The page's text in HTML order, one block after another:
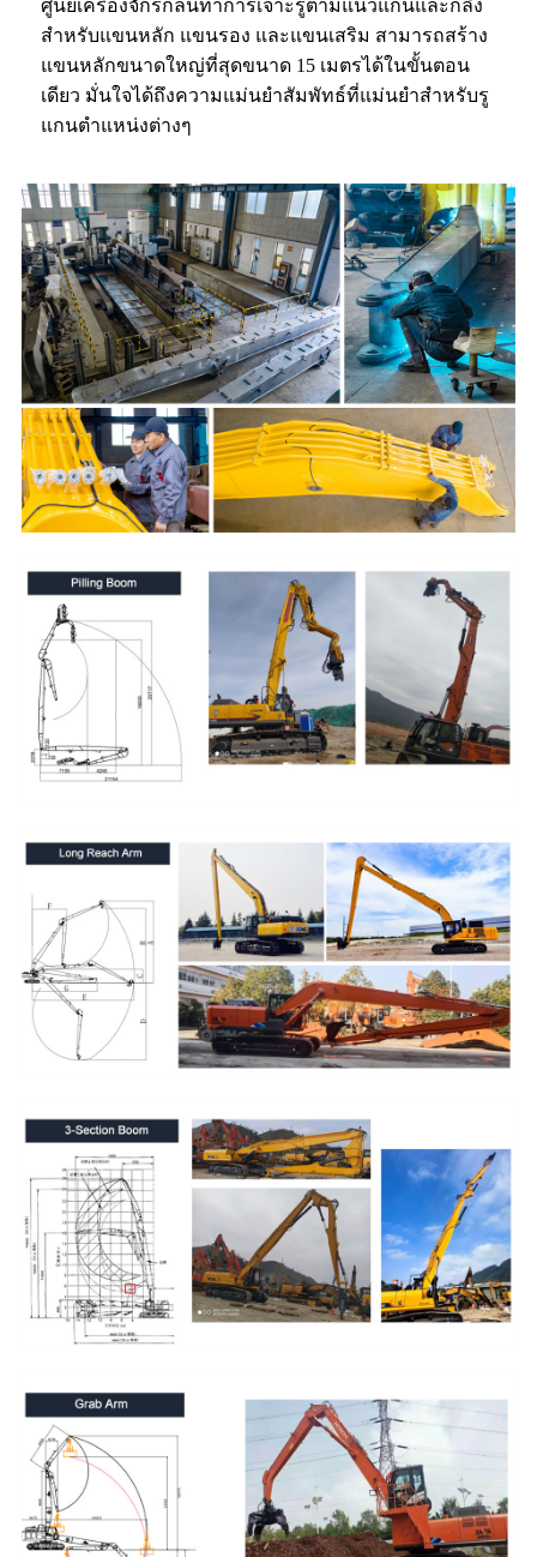
ศูนย์เครื่องจักรกลนี้ทำการเจาะรูตามแนวแกนและกลึง
สำหรับแขนหลัก แขนรอง และแขนเสริม สามารถสร้าง
แขนหลักขนาดใหญ่ที่สุดขนาด 15 เมตรได้ในขั้นตอน
เดียว มั่นใจได้ถึงความแม่นยำสัมพัทธ์ที่แม่นยำสำหรับรู
แกนตำแหน่งต่างๆ